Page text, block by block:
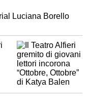
Luciana Borello